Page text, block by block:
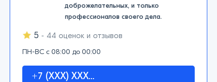
доброжелательных, и только
профессионалов своего дела.
5 - 44 оценок и отзывов
+7 (XXX) XXX...
ПН-ВС с 08:00 до 00:00